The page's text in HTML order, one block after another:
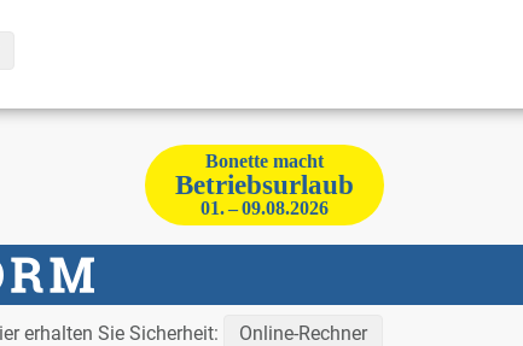
Bo­net­te macht
Be­triebs­ur­laub
01. – 09.08.2026
er­hal­ten Sie Si­cher­heit:
On­line-Rech­ner